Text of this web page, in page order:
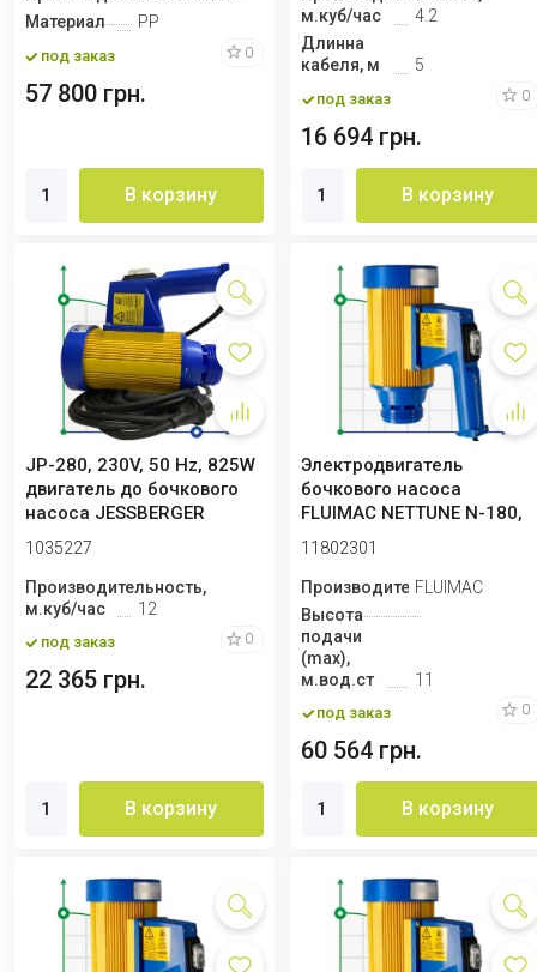
Материал
PP
под заказ 0
57 800 грн.
В корзину
м.куб/час
4.2
Длинна
кабеля, м
5
под заказ 0
16 694 грн.
В корзину
JP-280, 230V, 50 Hz, 825W
двигатель до бочкового
насоса JESSBERGER
1035227
Производительность,
м.куб/час
12
под заказ 0
22 365 грн.
В корзину
Электродвигатель
бочкового насоса
FLUIMAC NETTUNE N-180,
640 Вт, 220B
11802301
ПроизводительFLUIMAC
Высота
подачи
(max),
м.вод.ст
11
под заказ 0
60 564 грн.
В корзину